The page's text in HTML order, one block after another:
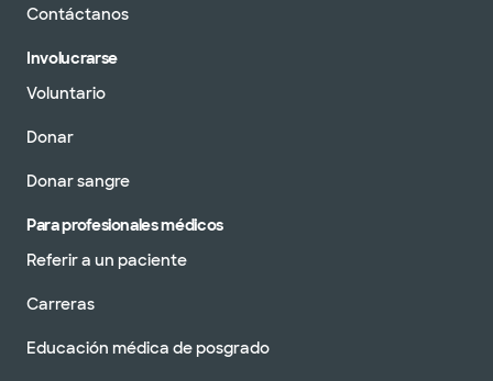
Contáctanos
Involucrarse
Voluntario
Donar
Donar sangre
Para profesionales médicos
Referir a un paciente
Carreras
Educación médica de posgrado